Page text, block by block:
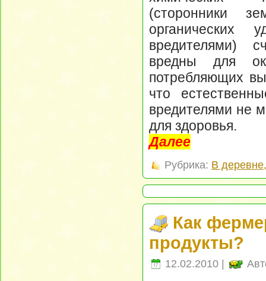
(сторонники
вредителями)
вредны для
потребляющих
что
вредителями не
для здоровья.
Далее
Рубрика: В
Как
продукты?
12.02.2010 |